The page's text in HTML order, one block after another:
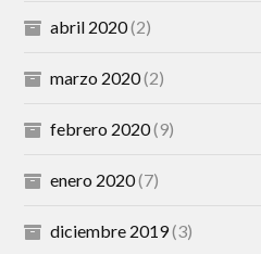
abril 2020(2)
marzo 2020(2)
febrero 2020(9)
enero 2020(7)
diciembre 2019(3)